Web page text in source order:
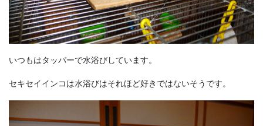
いつもはタッパーで水浴びしています。
セキセイインコは水浴びはそれほど好きではないそうです。